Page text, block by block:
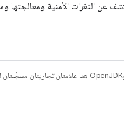
عن الثغرات الأمنية ومعالجتها